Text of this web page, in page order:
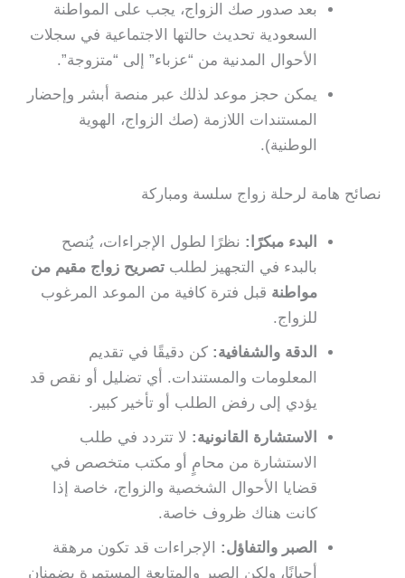
بعد صدور صك الزواج، يجب على المواطنة
السعودية تحديث حالتها الاجتماعية في سجلات
الأحوال المدنية من “عزباء” إلى “متزوجة”.
يمكن حجز موعد لذلك عبر منصة أبشر وإحضار
المستندات اللازمة (صك الزواج، الهوية
الوطنية).
نصائح هامة لرحلة زواج سلسة ومباركة
البدء مبكرًا: نظرًا لطول الإجراءات، يُنصح
بالبدء في التجهيز لطلبتصريح زواج مقيم من
مواطنة قبل فترة كافية من الموعد المرغوب
للزواج.
الدقة والشفافية: كن دقيقًا في تقديم
المعلومات والمستندات. أي تضليل أو نقص قد
يؤدي إلى رفض الطلب أو تأخير كبير.
الاستشارة القانونية: لا تتردد في طلب
الاستشارة من محامٍ أو مكتب متخصص في
قضايا الأحوال الشخصية والزواج، خاصة إذا
كانت هناك ظروف خاصة.
الصبر والتفاؤل: الإجراءات قد تكون مرهقة
أحيانًا، ولكن الصبر والمتابعة المستمرة يضمنان